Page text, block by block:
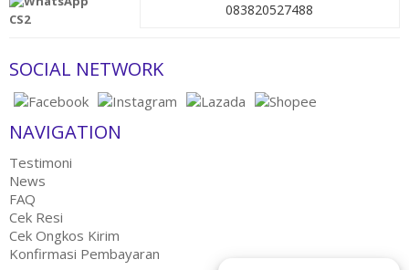
CS2
083820527488
SOCIAL NETWORK
NAVIGATION
Testimoni
News
FAQ
Cek Resi
Cek Ongkos Kirim
Konfirmasi Pembayaran